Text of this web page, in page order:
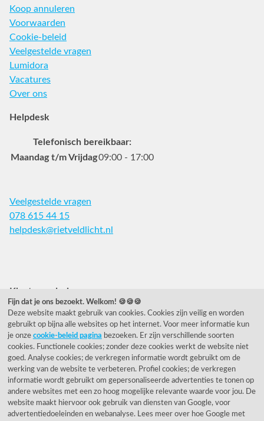
Koop annuleren
Voorwaarden
Cookie-beleid
Veelgestelde vragen
Lumidora
Vacatures
Over ons
Helpdesk
Telefonisch bereikbaar:
Maandag t/m Vrijdag09:00 - 17:00
Veelgestelde vragen
078 615 44 15
helpdesk@rietveldlicht.nl
Klantwaardering
"Zeer goed" - eKomi.nl
Cijfer: 9.2 (25540 recensies)
Onze nieuwsbrief
Wil je onze nieuwsbrief ontvangen?
Fijn dat je ons bezoekt. Welkom! 🍪🍪🍪
Deze website maakt gebruik van cookies. Cookies zijn veilig en worden
gebruikt op bijna alle websites op het internet. Voor meer informatie kun
je onze cookie-beleid pagina bezoeken. Er zijn verschillende soorten
cookies. Functionele cookies; zonder deze cookies werkt de website niet
goed. Analyse cookies; de verkregen informatie wordt gebruikt om de
werking van de website te verbeteren. Profiel cookies; de verkregen
informatie wordt gebruikt om gepersonaliseerde advertenties te tonen op
andere websites met een zo hoog mogelijke relevante waarde voor jou. De
website maakt hiervoor ook gebruik van diensten van Google, voor
advertentiedoeleinden en webanalyse. Lees meer over hoe Google met